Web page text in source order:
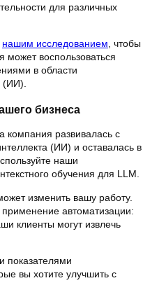
для различных
нашим исследованием, чтобы
может воспользоваться
в области
(ИИ).
бизнеса
компания развивалась с
(ИИ) и оставалась в
наши
обучения для LLM.
изменить вашу работу.
автоматизации:
клиенты могут извлечь
показателями
вы хотите улучшить с